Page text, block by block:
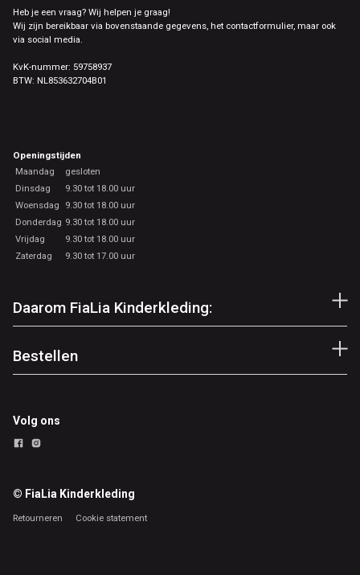
Heb je een vraag? Wij helpen je graag!
Wij zijn bereikbaar via bovenstaande gegevens, het contactformulier, maar ook
via social media.
KvK-nummer: 59758937
BTW: NL853632704B01
Openingstijden
Maandag
gesloten
Dinsdag
9.30 tot 18.00 uur
Woensdag
9.30 tot 18.00 uur
Donderdag 9.30 tot 18.00 uur
Vrijdag
9.30 tot 18.00 uur
Zaterdag
9.30 tot 17.00 uur
Daarom FiaLia Kinderkleding:
Bestellen
Volg ons
© FiaLia Kinderkleding
Retourneren Cookie statement